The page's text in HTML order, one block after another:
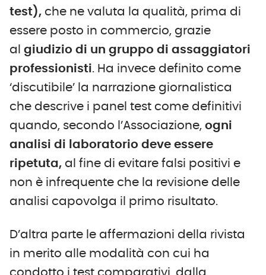
test), che ne valuta la qualità, prima di
essere posto in commercio, grazie
al giudizio di un gruppo di assaggiatori
professionisti. Ha invece definito come
‘discutibile’ la narrazione giornalistica
che descrive i panel test come definitivi
quando, secondo l’Associazione, ogni
analisi di laboratorio deve essere
ripetuta, al fine di evitare falsi positivi e
non è infrequente che la revisione delle
analisi capovolga il primo risultato.
D’altra parte le affermazioni della rivista
in merito alle modalità con cui ha